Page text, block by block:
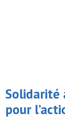
Solidarité
pour